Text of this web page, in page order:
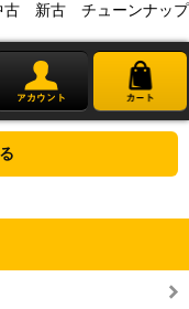
古 新古 チューンナップ